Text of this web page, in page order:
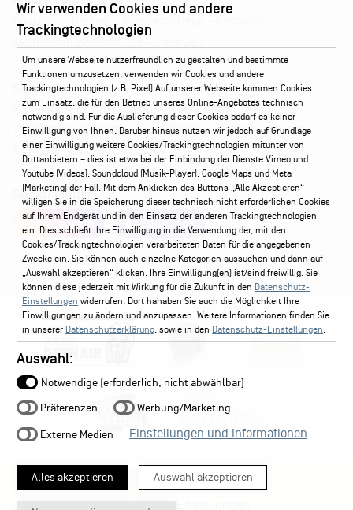
Booking Presse
Service
Kontakt Leichte Sprache
FAQ / Hilfe
Ticketshop Hamburg
Gutscheine
Callback-Service
Ticketservice 040 - 413 22 60
Social Media
Instagram Facebook
Wir verwenden Cookies und andere
Trackingtechnologien
Um unsere Webseite nutzerfreundlich zu gestalten und bestimmte
Funktionen umzusetzen, verwenden wir Cookies und andere
Trackingtechnologien (z.B. Pixel).Auf unserer Webseite kommen Cookies
zum Einsatz, die für den Betrieb unseres Online-Angebotes technisch
notwendig sind. Für die Auslieferung dieser Cookies bedarf es keiner
Einwilligung von Ihnen. Darüber hinaus nutzen wir jedoch auf Grundlage
einer Einwilligung weitere Cookies/Trackingtechnologien mitunter von
Drittanbietern – dies ist etwa bei der Einbindung der Dienste Vimeo und
Youtube (Videos), Soundcloud (Musik-Player), Google Maps und Meta
(Marketing) der Fall. Mit dem Anklicken des Buttons „Alle Akzeptieren“
willigen Sie in die Speicherung dieser technisch nicht erforderlichen Cookies
auf Ihrem Endgerät und in den Einsatz der anderen Trackingtechnologien
ein. Dies schließt Ihre Einwilligung in die Verwendung der, mit den
Cookies/Trackingtechnologien verarbeiteten Daten für die angegebenen
Zwecke ein. Sie können auch einzelne Kategorien aussuchen und dann auf
„Auswahl akzeptieren“ klicken. Ihre Einwilligung(en) ist/sind freiwillig. Sie
können diese jederzeit mit Wirkung für die Zukunft in den Datenschutz-
Einstellungen widerrufen. Dort hahaben Sie auch die Möglichkeit Ihre
Einwilligungen zu ändern und anzupassen. Weitere Informationen finden Sie
in unserer Datenschutzerklärung, sowie in den Datenschutz-Einstellungen.
Auswahl:
Notwendige (erforderlich, nicht abwählbar)
Präferenzen Werbung/Marketing
Externe Medien Einstellungen und Informationen
Alles akzeptieren Auswahl akzeptieren